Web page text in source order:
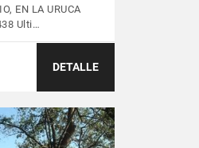
EN LA URUCA
Ulti…
DETALLE